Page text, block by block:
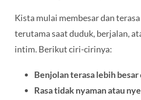
Kista mulai membesar dan
terutama saat duduk, berjalan,
intim. Berikut ciri-cirinya:
Benjolan terasa lebih besar
Rasa tidak nyaman atau